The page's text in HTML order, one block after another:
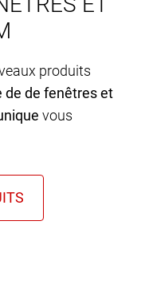
produits
de de fenêtres et
vous